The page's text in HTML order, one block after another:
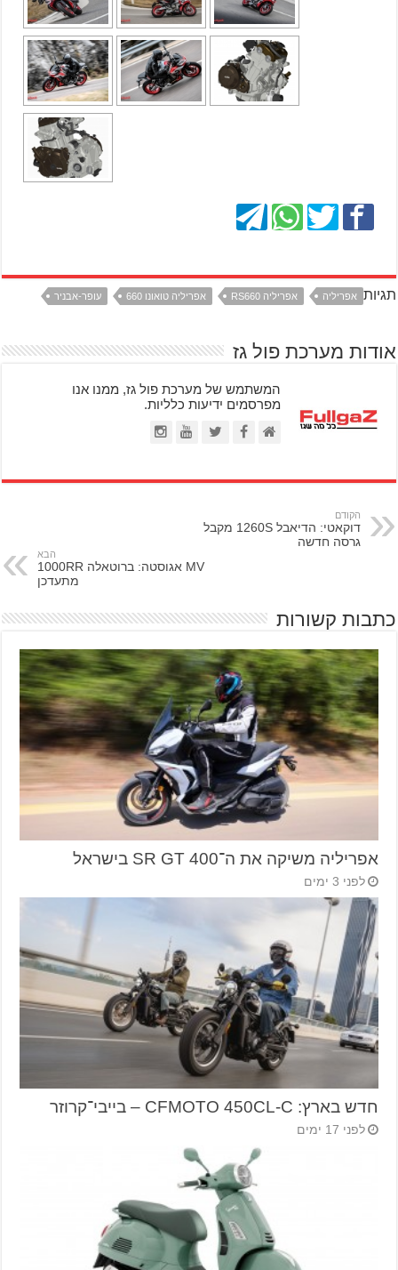
תגיות אפריליה אפריליה RS660 אפריליה טואונו 660 עופר-אבניר
אודות מערכת פול גז
המשתמש של מערכת פול גז, ממנו אנו
מפרסמים ידיעות כלליות.
הקודם
דוקאטי: הדיאבל 1260S מקבל
גרסה חדשה
הבא
MV אגוסטה: ברוטאלה 1000RR
מתעדכן
כתבות קשורות
אפריליה משיקה את ה־SR GT 400 בישראל
לפני 3 ימים
חדש בארץ: CFMOTO 450CL-C – בייבי־קרוזר
לפני 17 ימים